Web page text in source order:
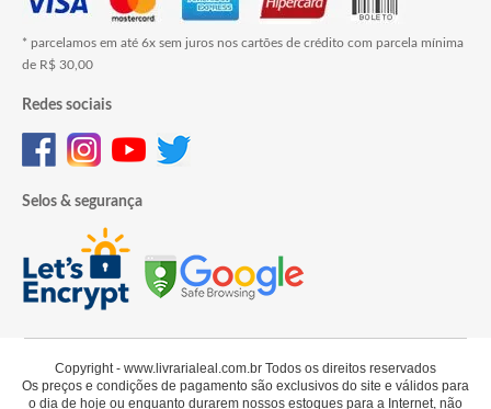
* parcelamos em até 6x sem juros nos cartões de crédito com parcela mínima
de R$ 30,00
Redes sociais
Selos & segurança
Copyright - www.livrarialeal.com.br Todos os direitos reservados
Os preços e condições de pagamento são exclusivos do site e válidos para
o dia de hoje ou enquanto durarem nossos estoques para a Internet, não